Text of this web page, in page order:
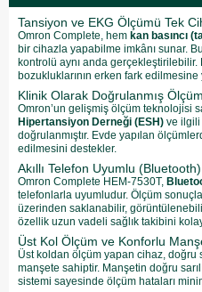
Tansiyon ve EKG Ölçümü Tek
Omron Complete, hem kan basıncı
bir cihazla yapabilme imkânı sunar.
kontrolü aynı anda
bozukluklarının erken fark edilmesine
Klinik Olarak Doğrulanmış
Omron’un gelişmiş ölçüm teknolojisi
Hipertansiyon Derneği (ESH) ve ilgili
doğrulanmıştır. Evde yapılan
edilmesini destekler.
Akıllı Telefon Uyumlu (Bluetooth)
Omron Complete HEM-7530T,
telefonlarla uyumludur. Ölçüm
üzerinden saklanabilir,
özellik uzun vadeli sağlık takibini
Üst Kol Ölçüm ve Konforlu
Üst koldan ölçüm yapan cihaz,
manşete sahiptir. Manşetin doğru
sistemi sayesinde ölçüm hataları